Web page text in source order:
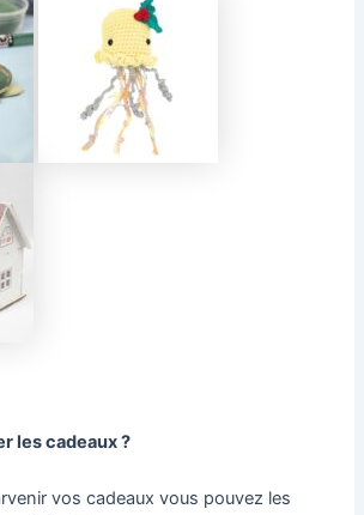
les cadeaux ?
vos cadeaux vous pouvez les